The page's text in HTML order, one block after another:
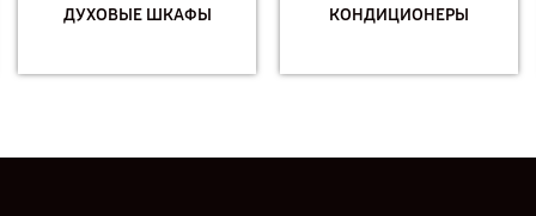
ДУХОВЫЕ ШКАФЫ КОНДИЦИОНЕРЫ